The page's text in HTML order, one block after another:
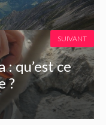
qu’est ce
?
SUIVANT